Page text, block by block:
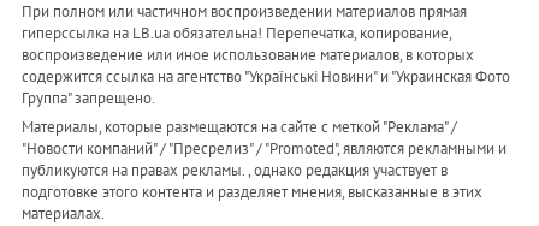
При полном или частичном воспроизведении материалов прямая
гиперссылка на LB.ua обязательна! Перепечатка, копирование,
воспроизведение или иное использование материалов, в которых
содержится ссылка на агентство "Українськi Новини" и "Украинская Фото
Группа" запрещено.
Материалы, которые размещаются на сайте с меткой "Реклама" /
"Новости компаний" / "Пресрелиз" / "Promoted", являются рекламными и
публикуются на правах рекламы. , однако редакция участвует в
подготовке этого контента и разделяет мнения, высказанные в этих
материалах.